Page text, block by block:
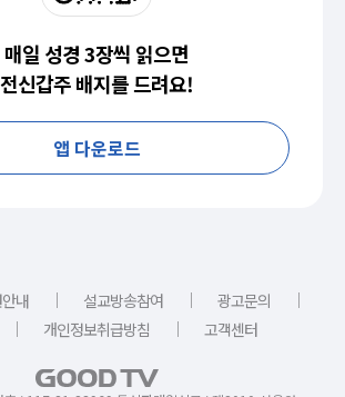
매일 성경 3장씩 읽으면
전신갑주 배지를 드려요!
앱 다운로드
내 ｜ 설교방송참여 ｜ 광고문의
｜
｜ 개인정보취급방침 ｜ 고객센터